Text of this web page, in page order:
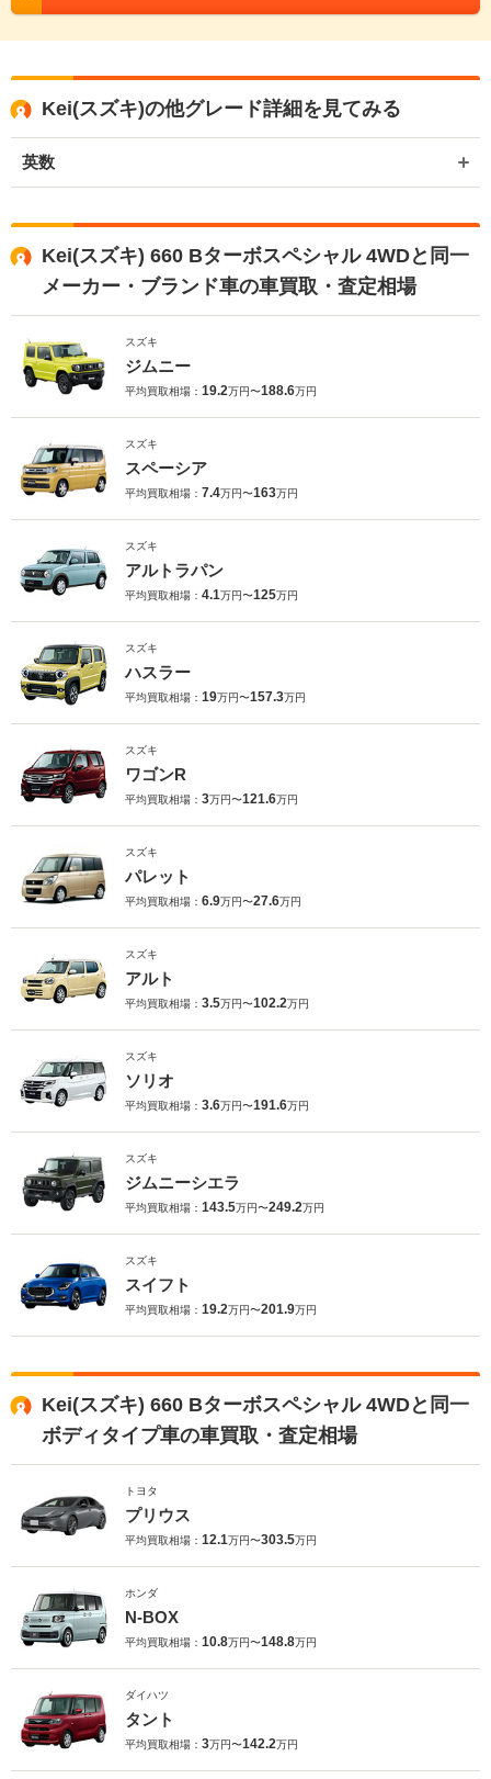
Kei(スズキ)の他グレード詳細を見てみる
英数
Kei(スズキ) 660 Bターボスペシャル 4WDと同一
メーカー・ブランド車の車買取・査定相場
スズキ
ジムニー
平均買取相場： 19.2万円〜188.6万円
スズキ
スペーシア
平均買取相場： 7.4万円〜163万円
スズキ
アルトラパン
平均買取相場： 4.1万円〜125万円
スズキ
ハスラー
平均買取相場： 19万円〜157.3万円
スズキ
ワゴンR
平均買取相場： 3万円〜121.6万円
スズキ
パレット
平均買取相場： 6.9万円〜27.6万円
スズキ
アルト
平均買取相場： 3.5万円〜102.2万円
スズキ
ソリオ
平均買取相場： 3.6万円〜191.6万円
スズキ
ジムニーシエラ
平均買取相場： 143.5万円〜249.2万円
スズキ
スイフト
平均買取相場： 19.2万円〜201.9万円
Kei(スズキ) 660 Bターボスペシャル 4WDと同一
ボディタイプ車の車買取・査定相場
トヨタ
プリウス
平均買取相場： 12.1万円〜303.5万円
ホンダ
N-BOX
平均買取相場： 10.8万円〜148.8万円
ダイハツ
タント
平均買取相場： 3万円〜142.2万円